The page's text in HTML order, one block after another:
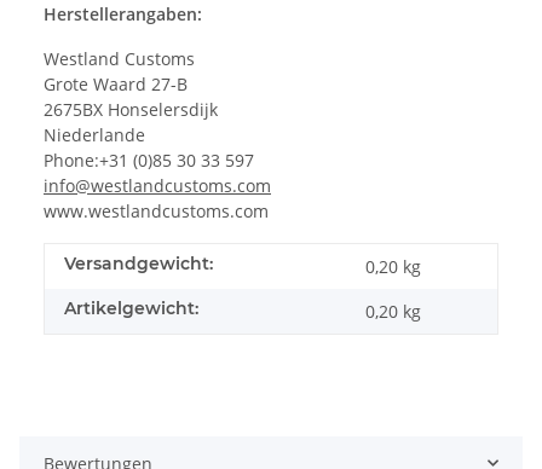
Herstellerangaben:
Westland Customs
Grote Waard 27-B
2675BX Honselersdijk
Niederlande
Phone:+31 (0)85 30 33 597
info@westlandcustoms.com
www.westlandcustoms.com
Versandgewicht: 0,20 kg
Artikelgewicht: 0,20 kg
Bewertungen